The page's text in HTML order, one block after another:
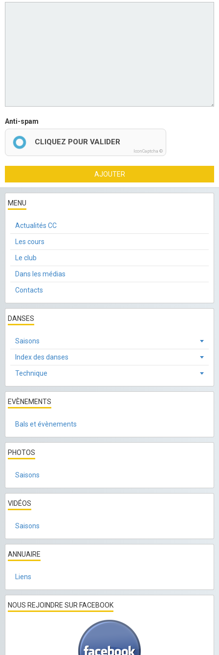
Anti-spam
CLIQUEZ POUR VALIDER
IconCaptcha ©
AJOUTER
MENU
Actualités CC
Les cours
Le club
Dans les médias
Contacts
DANSES
Saisons
Index des danses
Technique
EVÈNEMENTS
Bals et évènements
PHOTOS
Saisons
VIDÉOS
Saisons
ANNUAIRE
Liens
NOUS REJOINDRE SUR FACEBOOK